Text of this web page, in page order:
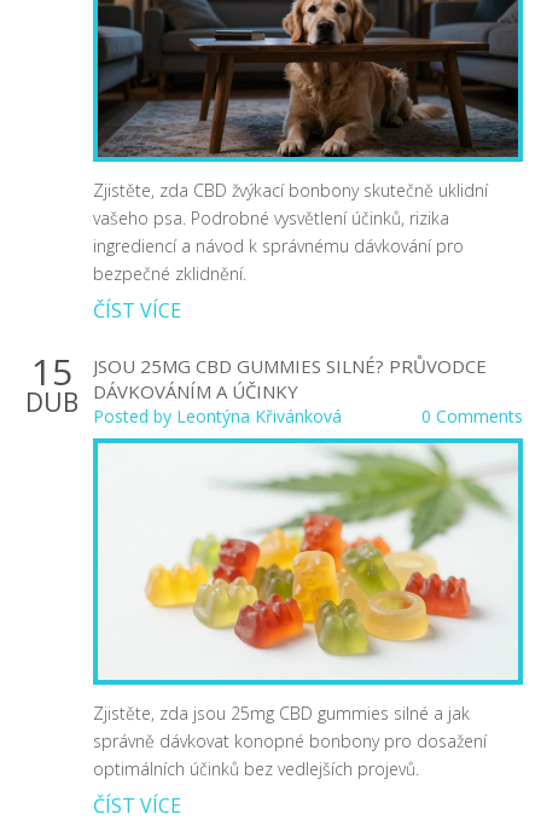
Zjistěte, zda CBD žvýkací bonbony skutečně uklidní
vašeho psa. Podrobné vysvětlení účinků, rizika
ingrediencí a návod k správnému dávkování pro
bezpečné zklidnění.
ČÍST VÍCE
15
DUB
JSOU 25MG CBD GUMMIES SILNÉ? PRŮVODCE
DÁVKOVÁNÍM A ÚČINKY
Posted by Leontýna Křivánková 0 Comments
Zjistěte, zda jsou 25mg CBD gummies silné a jak
správně dávkovat konopné bonbony pro dosažení
optimálních účinků bez vedlejších projevů.
ČÍST VÍCE